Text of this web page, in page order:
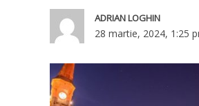
ADRIAN LOGHIN
28 martie, 2024, 1:25